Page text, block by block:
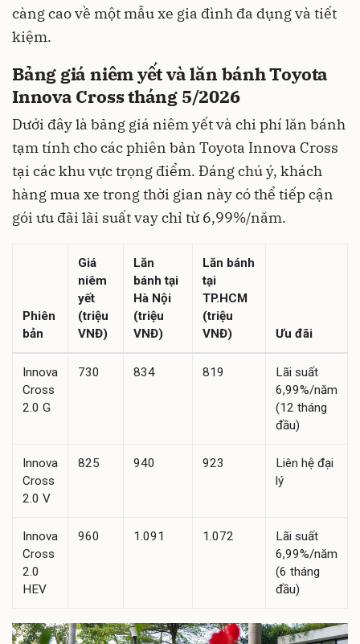
càng cao về một mẫu xe gia đình đa dụng và tiết
kiệm.
Bảng giá niêm yết và lăn bánh Toyota
Innova Cross tháng 5/2026
Dưới đây là bảng giá niêm yết và chi phí lăn bánh
tạm tính cho các phiên bản Toyota Innova Cross
tại các khu vực trọng điểm. Đáng chú ý, khách
hàng mua xe trong thời gian này có thể tiếp cận
gói ưu đãi lãi suất vay chỉ từ 6,99%/năm.
Phiên
bản
Giá
niêm
yết
(triệu
VNĐ)
Lăn
bánh tại
Hà Nội
(triệu
VNĐ)
Lăn bánh
tại
TP.HCM
(triệu
VNĐ)
Ưu đãi
Innova
Cross
2.0 G
730 834 819
Lãi suất
6,99%/năm
(12 tháng
đầu)
Innova
Cross
2.0 V
825 940 923
Liên hệ đại
lý
Innova
Cross
2.0
HEV
960 1.091 1.072
Lãi suất
6,99%/năm
(6 tháng
đầu)